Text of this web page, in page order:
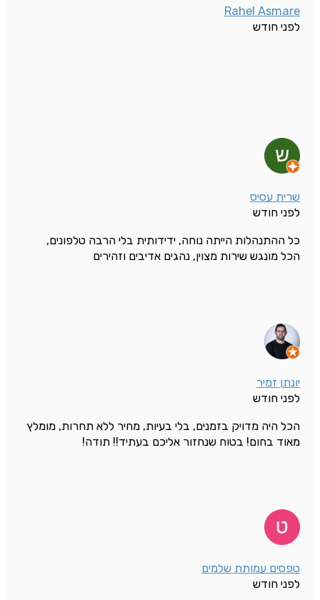
Rahel Asmare
לפני חודש
שרית עסיס
לפני חודש
כל ההתנהלות הייתה נוחה, ידידותית בלי הרבה טלפונים,
הכל מונגש שירות מצוין, נהגים אדיבים וזהירים
יונתן זמיר
לפני חודש
הכל היה מדויק בזמנים, בלי בעיות, מחיר ללא תחרות, מומלץ
מאוד בחום! בטוח שנחזור אליכם בעתיד!! תודה!
טפסים עמותת שלמים
לפני חודש